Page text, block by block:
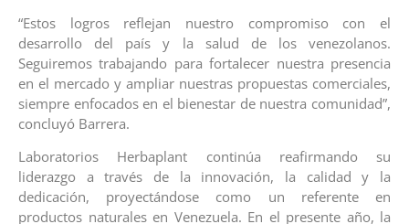
“Estos logros reflejan nuestro compromiso con el
desarrollo del país y la salud de los venezolanos.
Seguiremos trabajando para fortalecer nuestra presencia
en el mercado y ampliar nuestras propuestas comerciales,
siempre enfocados en el bienestar de nuestra comunidad”,
concluyó Barrera.
Laboratorios Herbaplant continúa reafirmando su
liderazgo a través de la innovación, la calidad y la
dedicación, proyectándose como un referente en
productos naturales en Venezuela. En el presente año, la